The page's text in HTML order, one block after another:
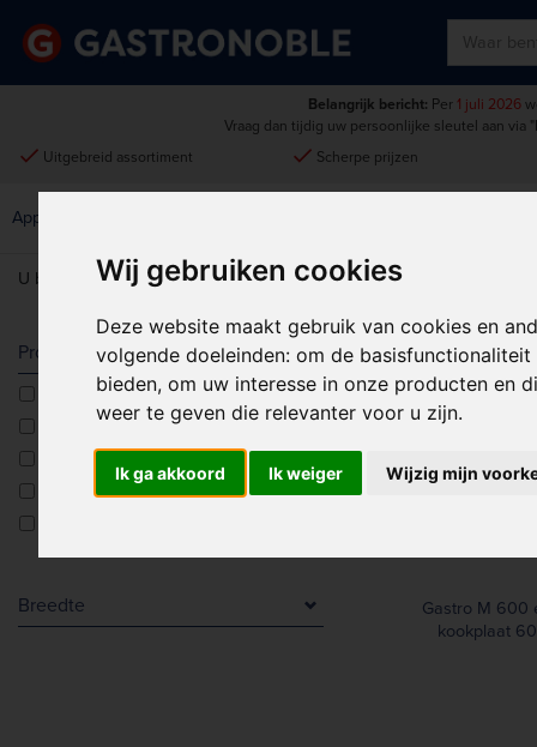
Wij gebruiken cookies
Deze website maakt gebruik van cookies en
volgende doeleinden: om de
bieden, om uw interesse in onze producten en
weer te geven die relevanter voor u zijn.
Ik ga akkoord Ik weiger Wijzig mijn
Belangrijk bericht: Per 1 juli 2026
Vraag dan tijdig uw persoonlijke sleutel aan via
done Uitgebreid assortiment done Scherpe prijzen
Apparatuur
U bent hier:Home >Apparatuur > Bak- & kookapparatuur
Producttype
Afzuigkappen
Charbroilers
Combi fornuizen
Kookplaten
Breedte
GASTRO M
Sorteren op:
Gastro M 600
kookplaat